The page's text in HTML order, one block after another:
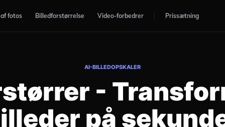
fotos Billedforstørrelse Video-forbedrer Prissætning
AI-BILLEDOPSKALER
-
på